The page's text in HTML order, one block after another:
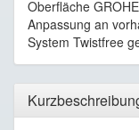
Oberfläche
Anpassung an
System Twistfree